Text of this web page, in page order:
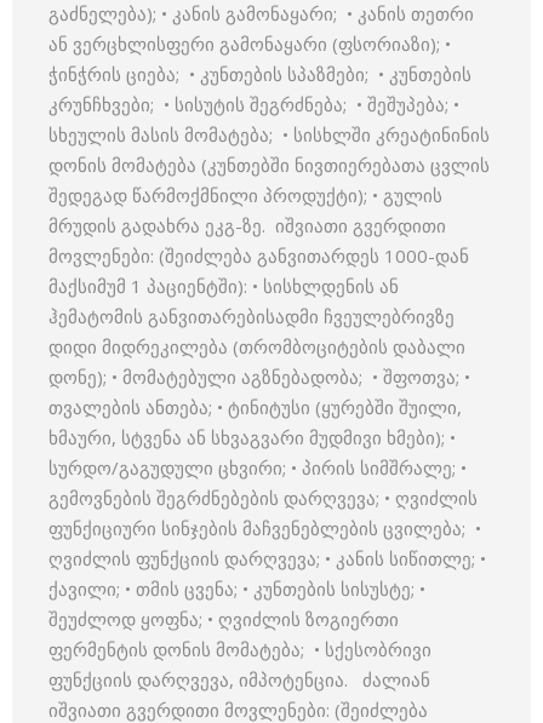
გაძნელება); • კანის გამონაყარი; • კანის თეთრი
ან ვერცხლისფერი გამონაყარი (ფსორიაზი); •
ჭინჭრის ციება; • კუნთების სპაზმები; • კუნთების
კრუნჩხვები; • სისუტის შეგრძნება; • შეშუპება; •
სხეულის მასის მომატება; • სისხლში კრეატინინის
დონის მომატება (კუნთებში ნივთიერებათა ცვლის
შედეგად წარმოქმნილი პროდუქტი); • გულის
მრუდის გადახრა ეკგ-ზე. იშვიათი გვერდითი
მოვლენები: (შეიძლება განვითარდეს 1000-დან
მაქსიმუმ 1 პაციენტში): • სისხლდენის ან
ჰემატომის განვითარებისადმი ჩვეულებრივზე
დიდი მიდრეკილება (თრომბოციტების დაბალი
დონე); • მომატებული აგზნებადობა; • შფოთვა; •
თვალების ანთება; • ტინიტუსი (ყურებში შუილი,
ხმაური, სტვენა ან სხვაგვარი მუდმივი ხმები); •
სურდო/გაგუდული ცხვირი; • პირის სიმშრალე; •
გემოვნების შეგრძნებების დარღვევა; • ღვიძლის
ფუნქიციური სინჯების მაჩვენებლების ცვილება; •
ღვიძლის ფუნქციის დარღვევა; • კანის სიწითლე; •
ქავილი; • თმის ცვენა; • კუნთების სისუსტე; •
შეუძლოდ ყოფნა; • ღვიძლის ზოგიერთი
ფერმენტის დონის მომატება; • სქესობრივი
ფუნქციის დარღვევა, იმპოტენცია. ძალიან
იშვიათი გვერდითი მოვლენები: (შეიძლება